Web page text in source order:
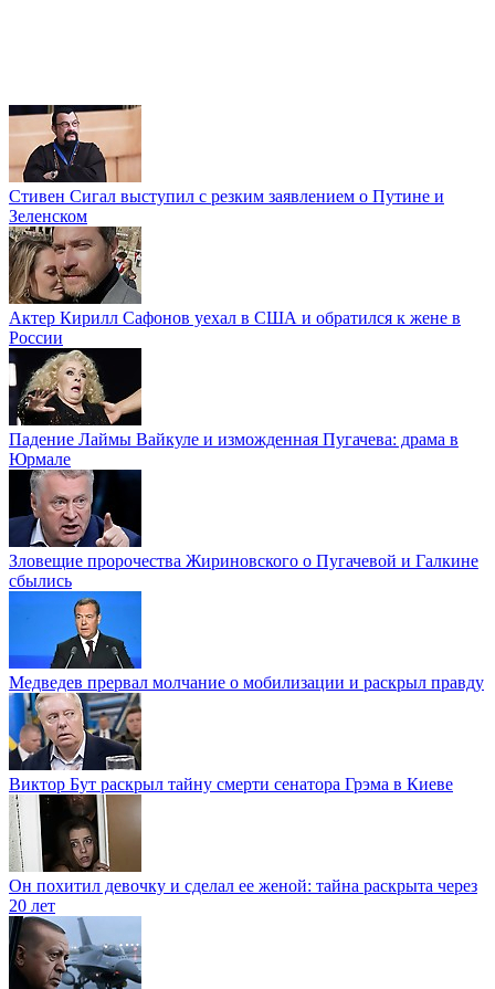
Стивен Сигал выступил с резким заявлением о Путине и
Зеленском
Актер Кирилл Сафонов уехал в США и обратился к жене в
России
Падение Лаймы Вайкуле и изможденная Пугачева: драма в
Юрмале
Зловещие пророчества Жириновского о Пугачевой и Галкине
сбылись
Медведев прервал молчание о мобилизации и раскрыл правду
Виктор Бут раскрыл тайну смерти сенатора Грэма в Киеве
Он похитил девочку и сделал ее женой: тайна раскрыта через
20 лет